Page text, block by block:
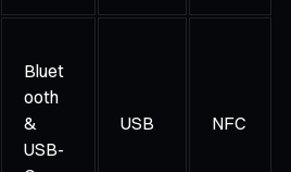
Bluet
ooth
&
USB-
USB NFC